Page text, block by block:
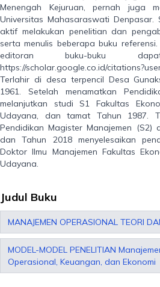
Menengah Kejuruan, pernah juga
Universitas Mahasaraswati
aktif melakukan penelitian dan
serta menulis beberapa buku
editoran buku-buku
https://scholar.google.co.id/
Terlahir di desa terpencil Desa
1961. Setelah menamatkan
melanjutkan studi S1 Fakultas
Udayana, dan tamat Tahun 1987.
Pendidikan Magister Manajemen (S2)
dan Tahun 2018 menyelesaikan
Doktor Ilmu Manajemen Fakultas
Udayana.
Judul Buku
MANAJEMEN OPERASIONAL TEORI
MODEL-MODEL PENELITIAN
Operasional, Keuangan, dan Ekonomi